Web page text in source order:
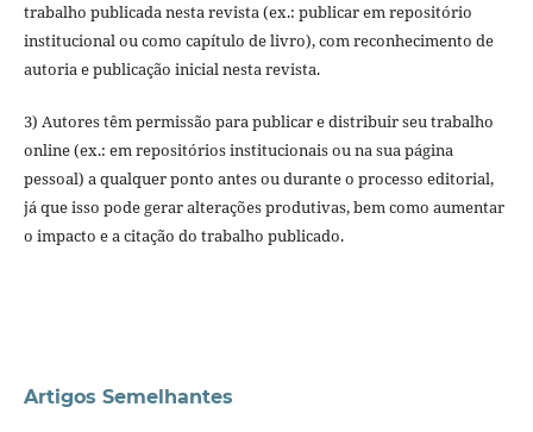
trabalho publicada nesta revista (ex.: publicar em repositório
institucional ou como capítulo de livro), com reconhecimento de
autoria e publicação inicial nesta revista.
3) Autores têm permissão para publicar e distribuir seu trabalho
online (ex.: em repositórios institucionais ou na sua página
pessoal) a qualquer ponto antes ou durante o processo editorial,
já que isso pode gerar alterações produtivas, bem como aumentar
o impacto e a citação do trabalho publicado.
Artigos Semelhantes